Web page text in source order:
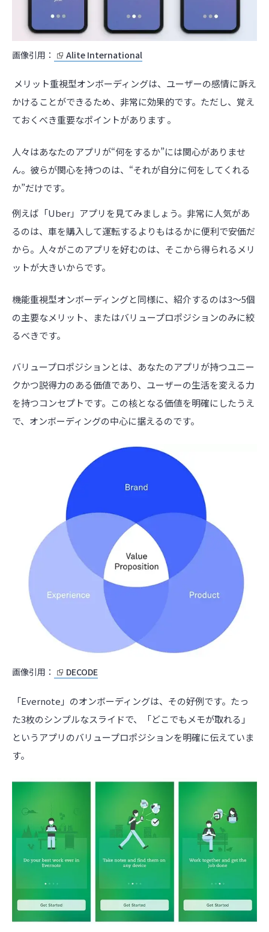
画像引用： Alite International
メリット重視型オンボーディングは、ユーザーの感情に訴え
かけることができるため、非常に効果的です。ただし、覚え
ておくべき重要なポイントがあります 。
人々はあなたのアプリが“何をするか”には関心がありませ
ん。彼らが関心を持つのは、“それが自分に何をしてくれる
か”だけです。
例えば「Uber」アプリを見てみましょう。非常に人気があ
るのは、車を購入して運転するよりもはるかに便利で安価だ
から。人々がこのアプリを好むのは、そこから得られるメリ
ットが大きいからです。
機能重視型オンボーディングと同様に、紹介するのは3〜5個
の主要なメリット、またはバリュープロポジションのみに絞
るべきです。
バリュープロポジションとは、あなたのアプリが持つユニー
クかつ説得力のある価値であり、ユーザーの生活を変える力
を持つコンセプトです。この核となる価値を明確にしたうえ
で、オンボーディングの中心に据えるのです。
画像引用： DECODE
「Evernote」のオンボーディングは、その好例です。たっ
た3枚のシンプルなスライドで、「どこでもメモが取れる」
というアプリのバリュープロポジションを明確に伝えていま
す。